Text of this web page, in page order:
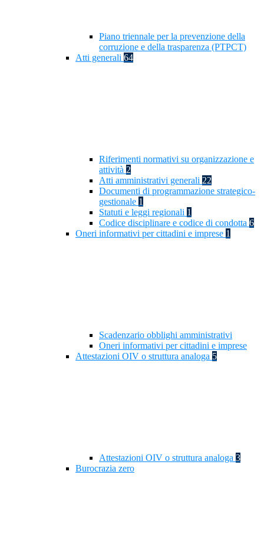
Piano triennale per la prevenzione della
corruzione e della trasparenza (PTPCT)
Atti generali 64
Riferimenti normativi su organizzazione e
attività 2
Atti amministrativi generali 22
Documenti di programmazione strategico-
gestionale 1
Statuti e leggi regionali 1
Codice disciplinare e codice di condotta 6
Oneri informativi per cittadini e imprese 1
Scadenzario obblighi amministrativi
Oneri informativi per cittadini e imprese
Attestazioni OIV o struttura analoga 5
Attestazioni OIV o struttura analoga 3
Burocrazia zero